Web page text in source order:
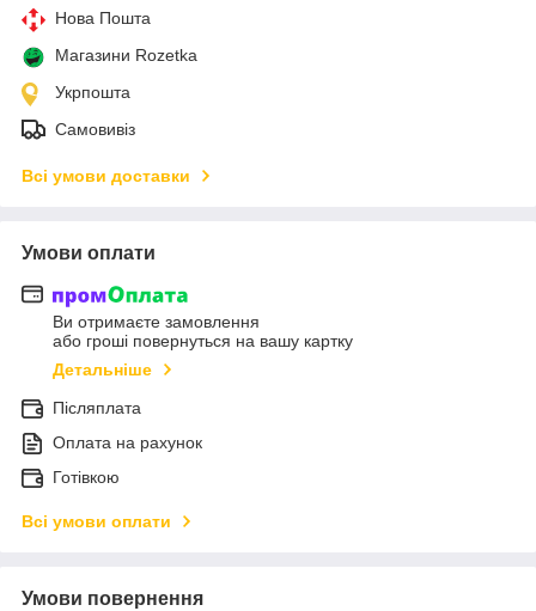
Нова Пошта
Магазини Rozetka
Укрпошта
Самовивіз
Всі умови доставки
Умови оплати
Ви отримаєте замовлення
або гроші повернуться на вашу картку
Детальніше
Післяплата
Оплата на рахунок
Готівкою
Всі умови оплати
Умови повернення